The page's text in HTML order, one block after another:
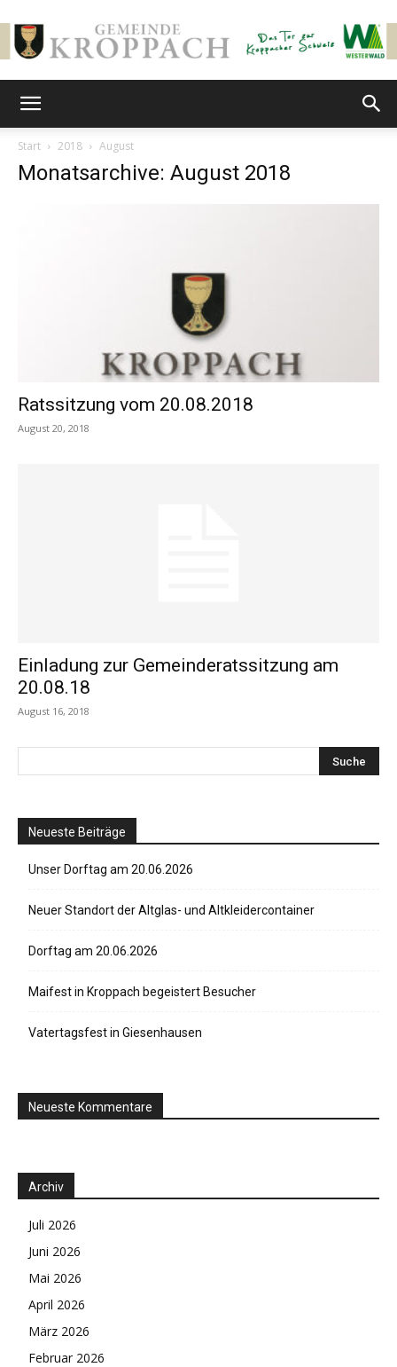
Kroppach
Start 2018 August
Monatsarchive: August 2018
Ratssitzung vom 20.08.2018
August 20, 2018
Einladung zur Gemeinderatssitzung am
20.08.18
August 16, 2018
Neueste Beiträge
Unser Dorftag am 20.06.2026
Neuer Standort der Altglas- und Altkleidercontainer
Dorftag am 20.06.2026
Maifest in Kroppach begeistert Besucher
Vatertagsfest in Giesenhausen
Neueste Kommentare
Archiv
Juli 2026
Juni 2026
Mai 2026
April 2026
März 2026
Februar 2026